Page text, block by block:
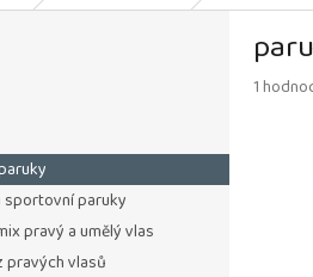
sportovní paruky
pravý a umělý vlas
pravých vlasů
1